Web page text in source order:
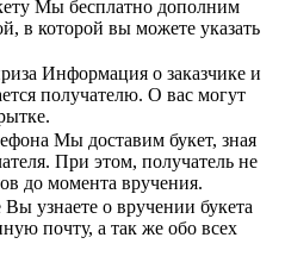
Мы бесплатно дополним
в которой вы можете указать
Информация о заказчике и
получателю. О вас могут
Мы доставим букет, зная
При этом, получатель не
до момента вручения.
Вы узнаете о вручении букета
почту, а так же обо всех